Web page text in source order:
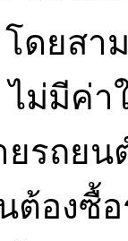
ดยสา
ม่มีค่า
รถย
ต้องซื้